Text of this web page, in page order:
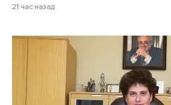
21 час назад